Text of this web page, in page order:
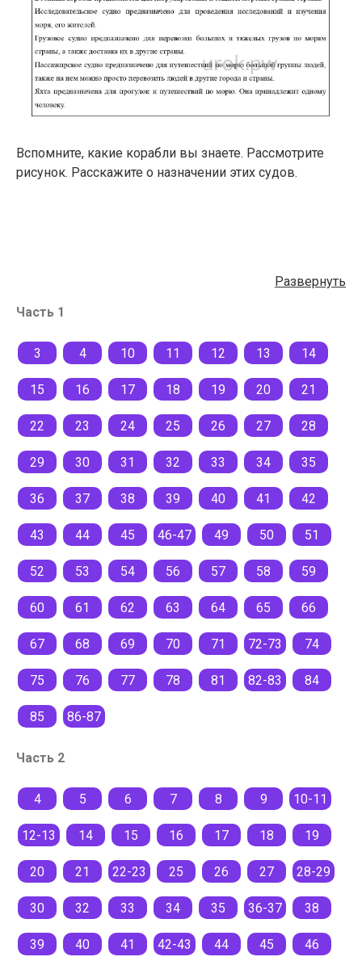
Вспомните, какие корабли вы знаете. Рассмотрите
рисунок. Расскажите о назначении этих судов.
Развернуть
Часть 1
3 4 10 11 12 13 14
15 16 17 18 19 20 21
22 23 24 25 26 27 28
29 30 31 32 33 34 35
36 37 38 39 40 41 42
43 44 45 46-47 49 50 51
52 53 54 56 57 58 59
60 61 62 63 64 65 66
67 68 69 70 71 72-73 74
75 76 77 78 81 82-83 84
85 86-87
Часть 2
4 5 6 7 8 9 10-11
12-13 14 15 16 17 18 19
20 21 22-23 25 26 27 28-29
30 32 33 34 35 36-37 38
39 40 41 42-43 44 45 46